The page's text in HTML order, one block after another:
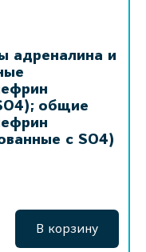
адреналина и
общие
с SO4)
В корзину